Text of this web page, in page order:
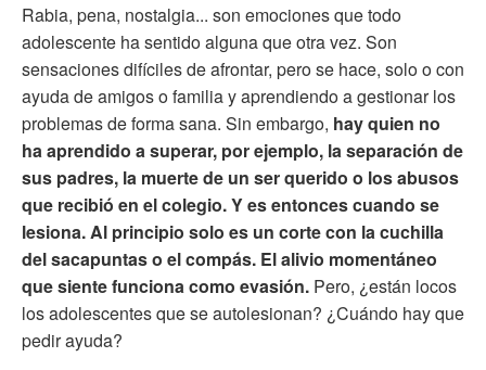
Rabia, pena, nostalgia... son emociones que todo
adolescente ha sentido alguna que otra vez. Son
sensaciones difíciles de afrontar, pero se hace, solo o con
ayuda de amigos o familia y aprendiendo a gestionar los
problemas de forma sana. Sin embargo, hay quien no
ha aprendido a superar, por ejemplo, la separación de
sus padres, la muerte de un ser querido o los abusos
que recibió en el colegio. Y es entonces cuando se
lesiona. Al principio solo es un corte con la cuchilla
del sacapuntas o el compás. El alivio momentáneo
que siente funciona como evasión. Pero, ¿están locos
los adolescentes que se autolesionan? ¿Cuándo hay que
pedir ayuda?